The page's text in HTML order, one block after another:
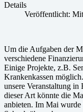
Details
Veröffentlicht:
Um die Aufgaben der
verschiedene
Einige Projekte, z.B.
Krankenkassen
unsere Veranstaltung
dieser Art könnte die
anbieten. Im Mai wurde